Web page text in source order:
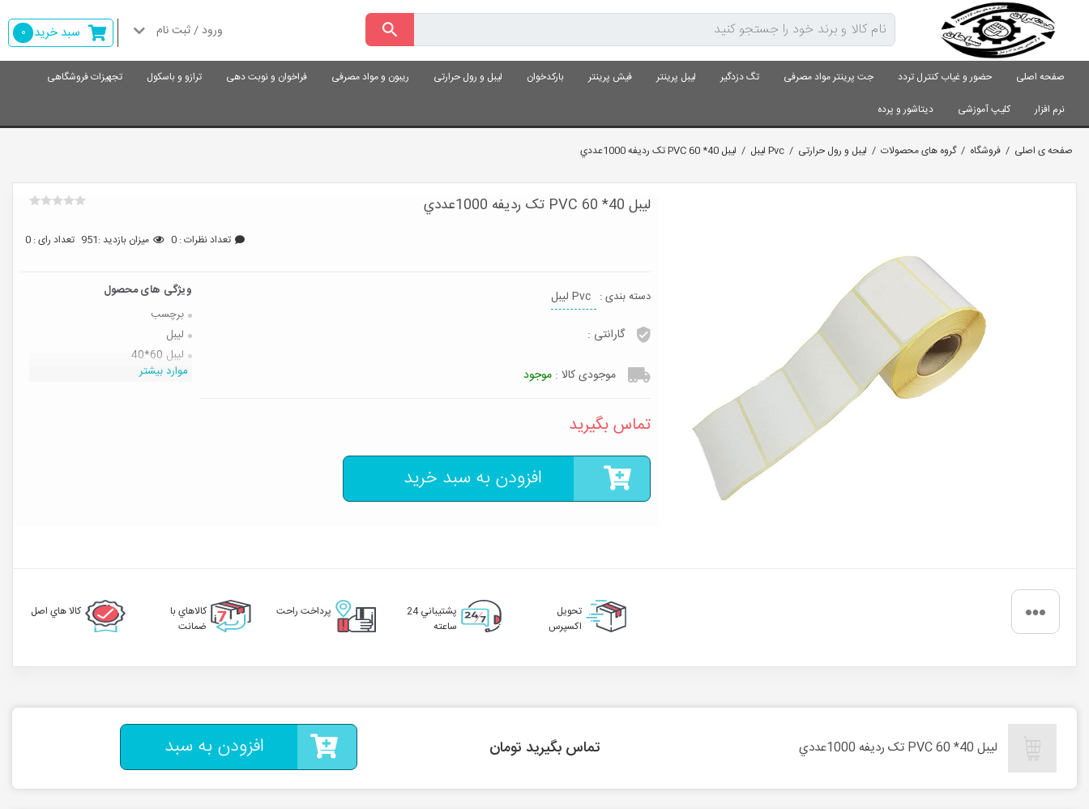
سبد خرید 0 ورود / ثبت نام
صفحه اصلی حضور و غیاب کنترل تردد جت پرینتر مواد مصرفی تگ دزدگیر لیبل پرینتر فیش پرینتر بارکدخوان لیبل و رول حرارتی ریبون و مواد مصرفی فراخوان و نوبت دهی ترازو و باسکول
تجهیزات فروشگاهی
نرم افزار
کلیپ آموزشی دیتاشور و پرده
صفحه ی اصلی / فروشگاه /گروه های محصولات / لیبل و رول حرارتی / Pvc لیبل / ليبل 40* 60 PVC تک رديفه 1000عددي
ليبل 40* 60 PVC تک رديفه 1000عددي
تعداد رای : 0 میزان بازدید :951 تعداد نظرات : 0
دسته بندی : Pvc لیبل
گارانتی :
موجودی کالا : موجود
تماس بگیرید
افزودن به سبد خرید
موارد بیشتر
برچسب
لیبل
لیبل 60*40
لیبل 60*40 pvc
تحويل
اکسپرس
پشتيباني 24
ساعته
پرداخت راحت
کالاهاي با
ضمانت
کالا هاي اصل
ليبل 40* 60 PVC تک رديفه 1000عددي تماس بگیرید تومان افزودن به سبد